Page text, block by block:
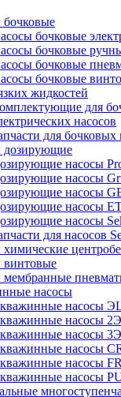
бочковые
бочковые
бочковые
бочковые
жидкостей
для
насосов
для бочковых
дозирующие
насосы
насосы
насосы
насосы
насосы
для насосов
винтовые
насосы
насосы
насосы
насосы
насосы
насосы
насосы